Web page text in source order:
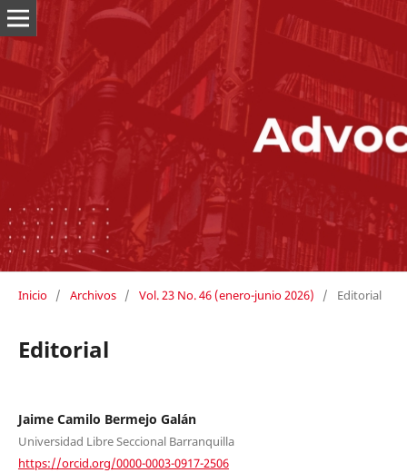
Inicio / Archivos / Vol. 23 No. 46 (enero-junio 2026) / Editorial
Editorial
Jaime Camilo Bermejo Galán
Universidad Libre Seccional Barranquilla
https://orcid.org/0000-0003-0917-2506